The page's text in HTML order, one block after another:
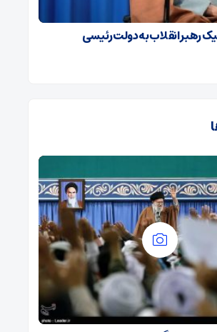
رهبر انقلاب به دولت رئیسی